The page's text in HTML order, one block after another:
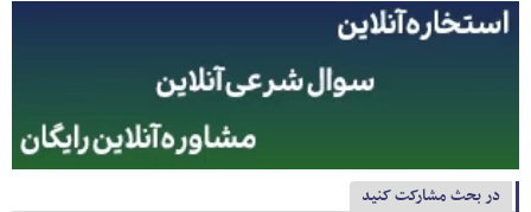
در بحث مشارکت کنید